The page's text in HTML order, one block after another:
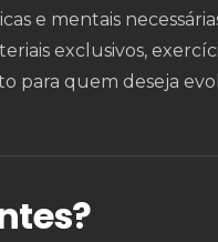
e mentais
exclusivos,
para quem deseja